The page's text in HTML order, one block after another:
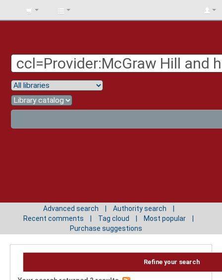
BIBLIOTECA
Advanced search
Authority search
Recent comments
Tag cloud
Most popular
Purchase suggestions
Refine your search